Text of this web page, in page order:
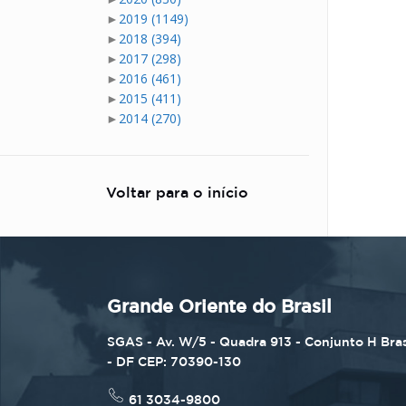
► 2019 (1149)
► 2018 (394)
► 2017 (298)
► 2016 (461)
► 2015 (411)
► 2014 (270)
Voltar para o início
Grande Oriente do Brasil
SGAS - Av. W/5 - Quadra 913 - Conjunto H
- DF CEP: 70390-130
61 3034-9800